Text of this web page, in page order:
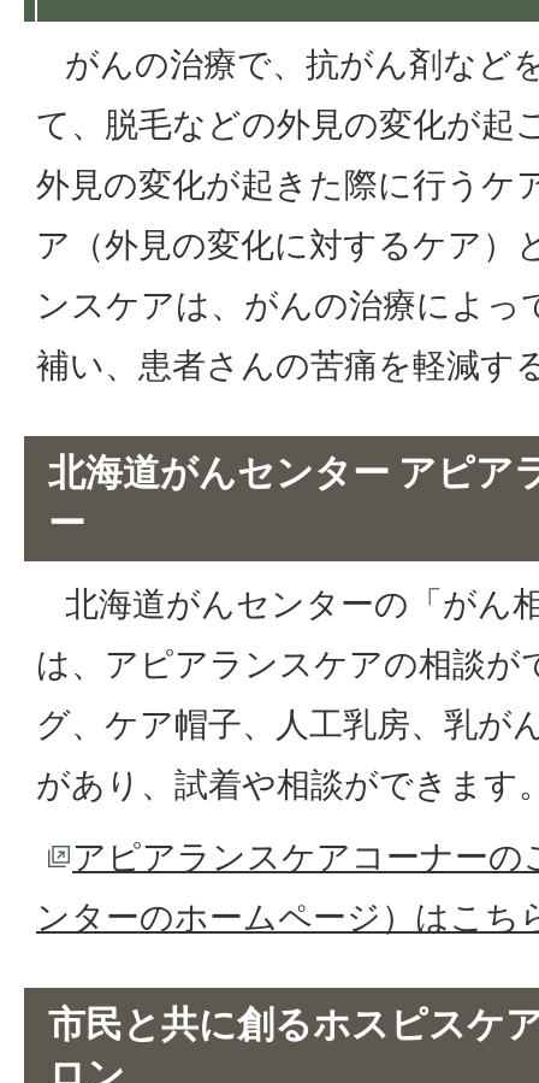
がんの治療で、抗がん剤など
て、脱毛などの外見の変化が起
外見の変化が起きた際に行うケ
ア（外見の変化に対するケア）
ンスケアは、がんの治療によっ
補い、患者さんの苦痛を軽減す
北海道がんセンター アピア
ー
北海道がんセンターの「がん
は、アピアランスケアの相談が
グ、ケア帽子、人工乳房、乳が
があり、試着や相談ができます
アピアランスケアコーナーの
ンターのホームページ）はこち
市民と共に創るホスピスケ
ロン